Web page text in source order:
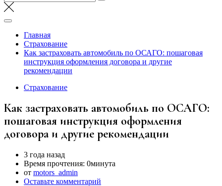
Главная
Страхование
Как застраховать автомобиль по ОСАГО: пошаговая
инструкция оформления договора и другие
рекомендации
Страхование
Как застраховать автомобиль по ОСАГО:
пошаговая инструкция оформления
договора и другие рекомендации
3 года назад
Время прочтения: 0минута
от motors_admin
Оставьте комментарий